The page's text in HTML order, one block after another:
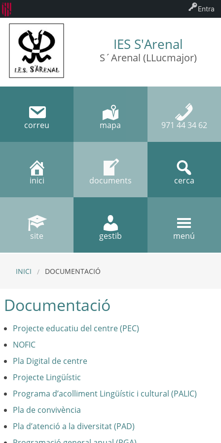
IES S'Arenal
S´Arenal (LLucmajor)
correu mapa 971 44 34 62
inici documents cerca
site gestib menú
INICI DOCUMENTACIÓ
Documentació
Projecte educatiu del centre (PEC)
NOFIC
Pla Digital de centre
Projecte Lingüístic
Programa d’acolliment Lingüístic i cultural (PALIC)
Pla de convivència
Pla d’atenció a la diversitat (PAD)
Entra